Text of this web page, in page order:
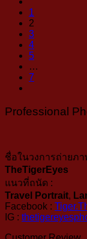
1
2
3
4
5
…
7
Professional
ชื่อในวงการถ่ายภา
TheTigerEyes
แนวที่ถนัด :
Travel Portrait,
Facebook :
IG :